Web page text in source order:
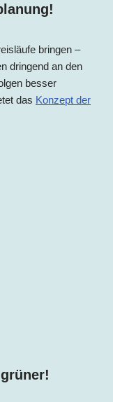
bringen –
dringend an den
besser
das Konzept der